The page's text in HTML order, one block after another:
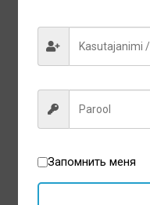
зубных протезов IsoDent
250ml
Запомнить меня